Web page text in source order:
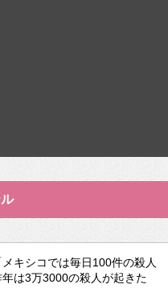
キシコでは毎日100件の殺人
は3万3000の殺人が起きた